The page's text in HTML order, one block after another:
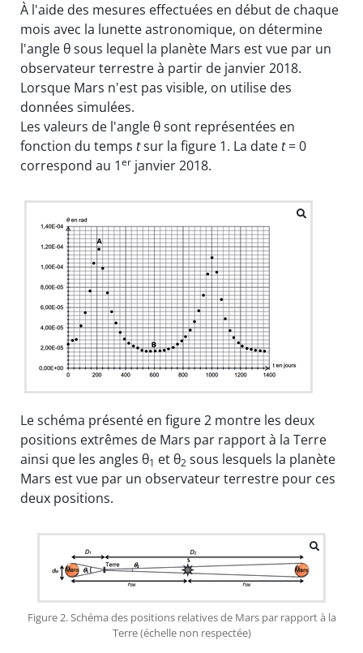
À l'aide des mesures effectuées en début de chaque
mois avec la lunette astronomique, on détermine
l'angle θ sous lequel la planète Mars est vue par un
observateur terrestre à partir de janvier 2018.
Lorsque Mars n'est pas visible, on utilise des
données simulées.
Les valeurs de l'angle θ sont représentées en
fonction du temps tsur la figure 1. La datet= 0
correspond au 1er janvier 2018.
Le schéma présenté en figure 2 montre les deux
positions extrêmes de Mars par rapport à la Terre
ainsi que les angles θ1 et θ2 sous lesquels la planète
Mars est vue par un observateur terrestre pour ces
deux positions.
Figure 2. Schéma des positions relatives de Mars par rapport à la
Terre (échelle non respectée)